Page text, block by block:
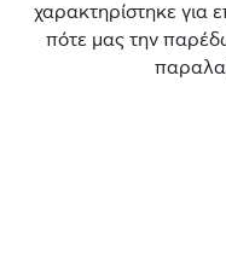
χαρακτηρίστηκε για
πότε μας την